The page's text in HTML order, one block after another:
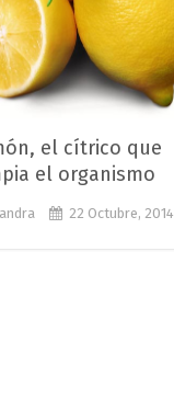
el cítrico que
el organismo
22 Octubre, 2014